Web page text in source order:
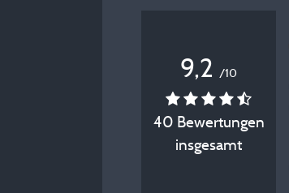
9,2 /10
40 Bewertungen
insgesamt